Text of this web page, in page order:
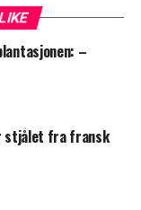
–
stjålet fra fransk